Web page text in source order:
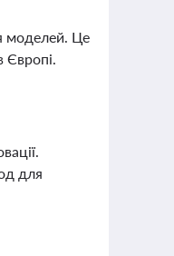
моделей. Це
Європі.
для